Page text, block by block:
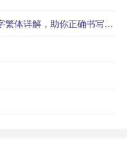
助你正确书写汉字_汉字繁体学习